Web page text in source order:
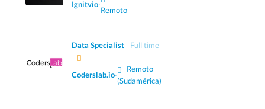
Ignitvio·
Remoto
Data Specialist Full time
Coderslab.io·
Remoto
(Sudamérica)